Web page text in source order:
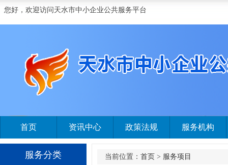
您好，欢迎访问天水市中小企业公共服务平台
首页 资讯中心 政策法规 服务机构
服务分类 当前位置： 首页 > 服务项目